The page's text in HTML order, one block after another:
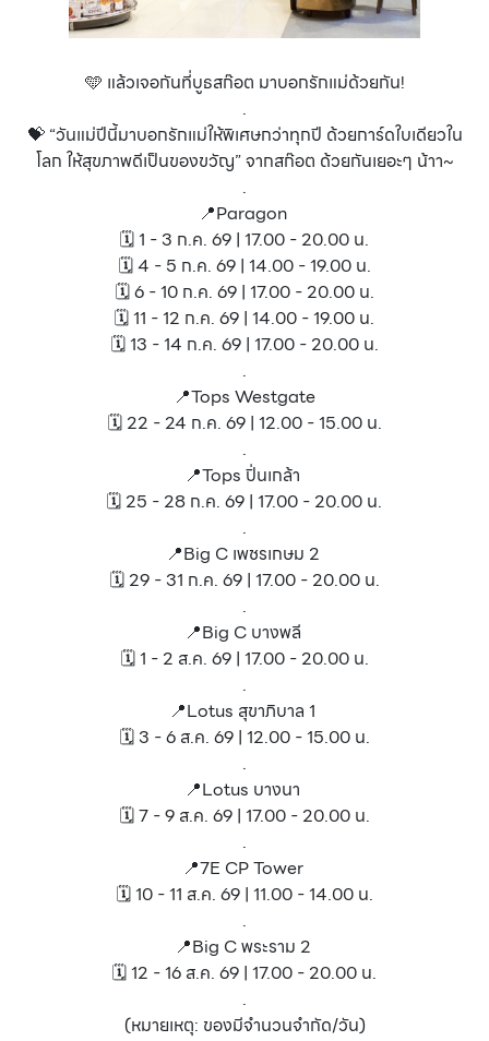
🩵 แล้วเจอกันที่บูธสก๊อต มาบอกรักแม่ด้วยกัน!
.
💝 “วันแม่ปีนี้มาบอกรักแม่ให้พิเศษกว่าทุกปี ด้วยการ์ดใบเดียวใน
โลก ให้สุขภาพดีเป็นของขวัญ” จากสก๊อต ด้วยกันเยอะๆ น้าา~
.
📍Paragon
🗓️ 1 - 3 ก.ค. 69 | 17.00 - 20.00 น.
🗓️ 4 - 5 ก.ค. 69 | 14.00 - 19.00 น.
🗓️ 6 - 10 ก.ค. 69 | 17.00 - 20.00 น.
🗓️ 11 - 12 ก.ค. 69 | 14.00 - 19.00 น.
🗓️ 13 - 14 ก.ค. 69 | 17.00 - 20.00 น.
.
📍Tops Westgate
🗓️ 22 - 24 ก.ค. 69 | 12.00 - 15.00 น.
.
📍Tops ปิ่นเกล้า
🗓️ 25 - 28 ก.ค. 69 | 17.00 - 20.00 น.
.
📍Big C เพชรเกษม 2
🗓️ 29 - 31 ก.ค. 69 | 17.00 - 20.00 น.
.
📍Big C บางพลี
🗓️ 1 - 2 ส.ค. 69 | 17.00 - 20.00 น.
.
📍Lotus สุขาภิบาล 1
🗓️ 3 - 6 ส.ค. 69 | 12.00 - 15.00 น.
.
📍Lotus บางนา
🗓️ 7 - 9 ส.ค. 69 | 17.00 - 20.00 น.
.
📍7E CP Tower
🗓️ 10 - 11 ส.ค. 69 | 11.00 - 14.00 น.
.
📍Big C พระราม 2
🗓️ 12 - 16 ส.ค. 69 | 17.00 - 20.00 น.
.
(หมายเหตุ: ของมีจำนวนจำกัด/วัน)